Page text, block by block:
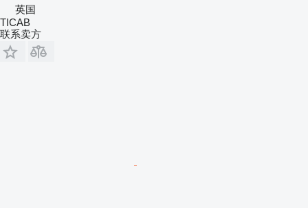
英国
TICAB
联系卖方